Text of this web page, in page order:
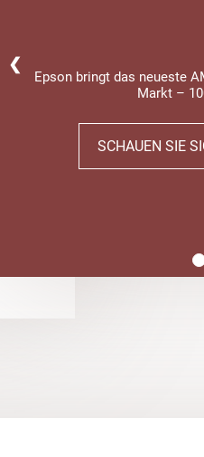
Epson bringt das neueste
Markt –
SCHAUEN SIE
❮